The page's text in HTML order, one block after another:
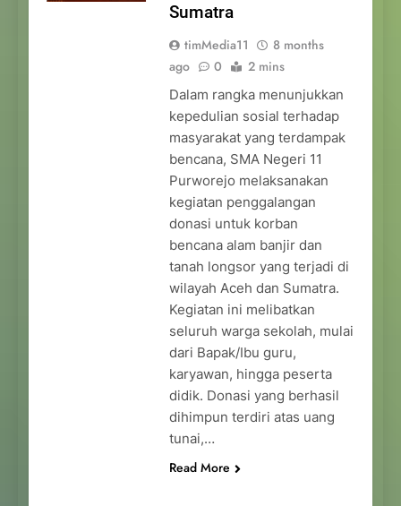
Sumatra
timMedia11
8 months
ago
0 2 mins
Dalam rangka menunjukkan
kepedulian sosial terhadap
masyarakat yang terdampak
bencana, SMA Negeri 11
Purworejo melaksanakan
kegiatan penggalangan
donasi untuk korban
bencana alam banjir dan
tanah longsor yang terjadi di
wilayah Aceh dan Sumatra.
Kegiatan ini melibatkan
seluruh warga sekolah, mulai
dari Bapak/Ibu guru,
karyawan, hingga peserta
didik. Donasi yang berhasil
dihimpun terdiri atas uang
tunai,…
Read More